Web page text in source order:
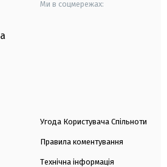
Ми в соцмережах:
Угода Користувача Спільноти
Правила коментування
Технічна інформація